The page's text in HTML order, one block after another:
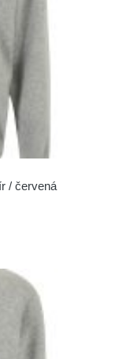
/ červená